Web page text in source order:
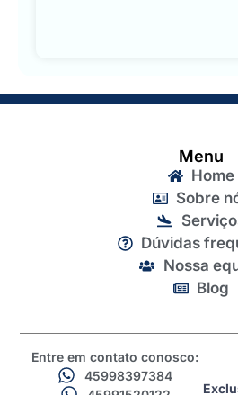
Menu
Home
Sobre
Dúvidas
Nossa
Blog
Entre em contato conosco:
45998397384